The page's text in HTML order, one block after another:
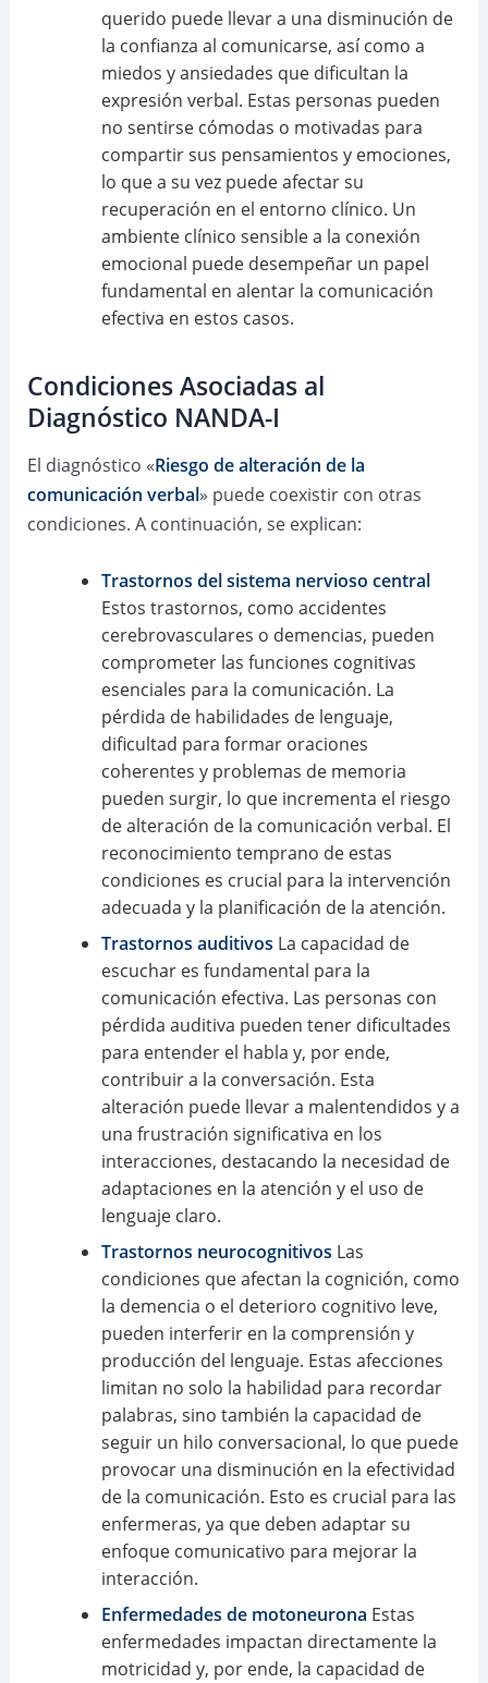
querido puede llevar a una disminución de
la confianza al comunicarse, así como a
miedos y ansiedades que dificultan la
expresión verbal. Estas personas pueden
no sentirse cómodas o motivadas para
compartir sus pensamientos y emociones,
lo que a su vez puede afectar su
recuperación en el entorno clínico. Un
ambiente clínico sensible a la conexión
emocional puede desempeñar un papel
fundamental en alentar la comunicación
efectiva en estos casos.
Condiciones Asociadas al
Diagnóstico NANDA-I
El diagnóstico «Riesgo de alteración de la
comunicación verbal» puede coexistir con otras
condiciones. A continuación, se explican:
Trastornos del sistema nervioso central
Estos trastornos, como accidentes
cerebrovasculares o demencias, pueden
comprometer las funciones cognitivas
esenciales para la comunicación. La
pérdida de habilidades de lenguaje,
dificultad para formar oraciones
coherentes y problemas de memoria
pueden surgir, lo que incrementa el riesgo
de alteración de la comunicación verbal. El
reconocimiento temprano de estas
condiciones es crucial para la intervención
adecuada y la planificación de la atención.
Trastornos auditivos La capacidad de
escuchar es fundamental para la
comunicación efectiva. Las personas con
pérdida auditiva pueden tener dificultades
para entender el habla y, por ende,
contribuir a la conversación. Esta
alteración puede llevar a malentendidos y a
una frustración significativa en los
interacciones, destacando la necesidad de
adaptaciones en la atención y el uso de
lenguaje claro.
Trastornos neurocognitivos Las
condiciones que afectan la cognición, como
la demencia o el deterioro cognitivo leve,
pueden interferir en la comprensión y
producción del lenguaje. Estas afecciones
limitan no solo la habilidad para recordar
palabras, sino también la capacidad de
seguir un hilo conversacional, lo que puede
provocar una disminución en la efectividad
de la comunicación. Esto es crucial para las
enfermeras, ya que deben adaptar su
enfoque comunicativo para mejorar la
interacción.
Enfermedades de motoneurona Estas
enfermedades impactan directamente la
motricidad y, por ende, la capacidad de